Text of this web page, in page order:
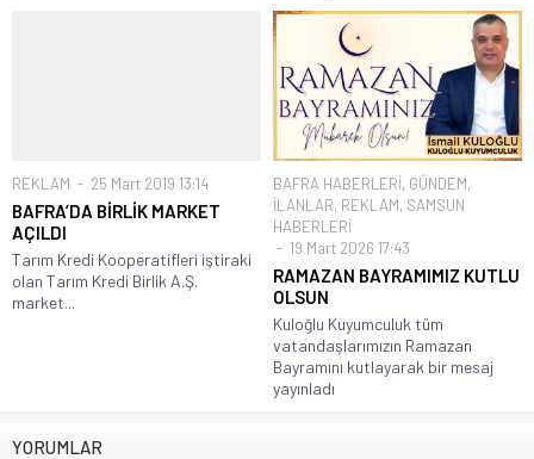
REKLAM 25 Mart 2019 13:14
BAFRA’DA BİRLİK MARKET
AÇILDI
Tarım Kredi Kooperatifleri iştiraki
olan Tarım Kredi Birlik A.Ş.
market...
BAFRA HABERLERİ, GÜNDEM,
İLANLAR, REKLAM, SAMSUN
HABERLERİ
19 Mart 2026 17:43
RAMAZAN BAYRAMIMIZ KUTLU
OLSUN
Kuloğlu Kuyumculuk tüm
vatandaşlarımızın Ramazan
Bayramını kutlayarak bir mesaj
yayınladı
YORUMLAR